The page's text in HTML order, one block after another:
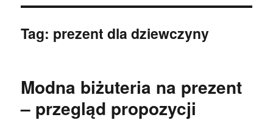
Tag: prezent dla dziewczyny
Modna biżuteria na prezent
– przegląd propozycji